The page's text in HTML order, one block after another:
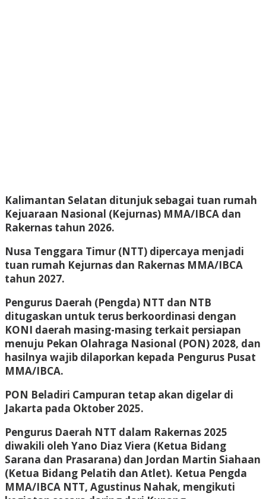
Kalimantan Selatan ditunjuk sebagai tuan rumah
Kejuaraan Nasional (Kejurnas) MMA/IBCA dan
Rakernas tahun 2026.
Nusa Tenggara Timur (NTT) dipercaya menjadi
tuan rumah Kejurnas dan Rakernas MMA/IBCA
tahun 2027.
Pengurus Daerah (Pengda) NTT dan NTB
ditugaskan untuk terus berkoordinasi dengan
KONI daerah masing-masing terkait persiapan
menuju Pekan Olahraga Nasional (PON) 2028, dan
hasilnya wajib dilaporkan kepada Pengurus Pusat
MMA/IBCA.
PON Beladiri Campuran tetap akan digelar di
Jakarta pada Oktober 2025.
Pengurus Daerah NTT dalam Rakernas 2025
diwakili oleh Yano Diaz Viera (Ketua Bidang
Sarana dan Prasarana) dan Jordan Martin Siahaan
(Ketua Bidang Pelatih dan Atlet). Ketua Pengda
MMA/IBCA NTT, Agustinus Nahak, mengikuti